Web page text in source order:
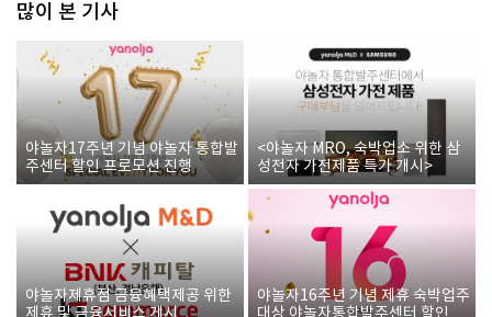
많이 본 기사
야놀자17주년 기념 야놀자 통합발
주센터 할인 프로모션 진행
<야놀자 MRO, 숙박업소 위한 삼
성전자 가전제품 특가 개시>
야놀자제휴점 금융혜택제공 위한
야놀자16주년 기념 제휴 숙박업주